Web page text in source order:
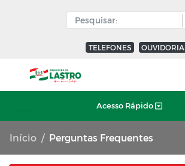
TELEFONES OUVIDORIA
Acesso Rápido
Início Perguntas Frequentes